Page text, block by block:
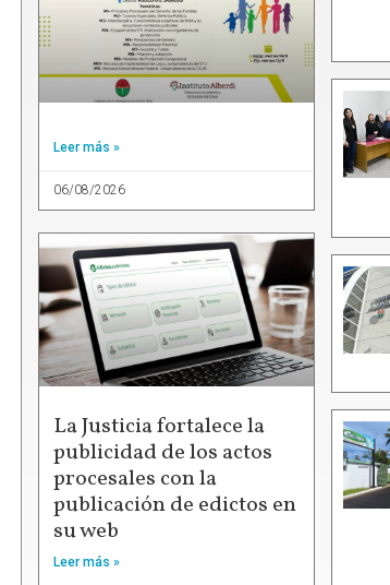
Leer más »
06/08/2026
La Justicia fortalece la
publicidad de los actos
procesales con la
publicación de edictos en
su web
Leer más »